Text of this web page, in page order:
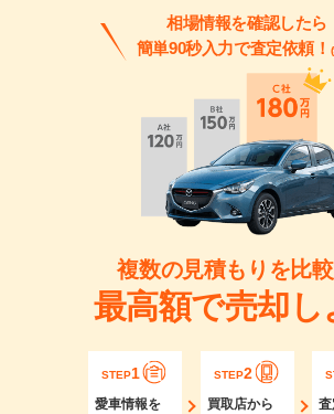
相場情報を確認したら
簡単90秒入力で査定依頼！
複数の見積もりを比
最高額で売却し
STEP1
愛車情報を
STEP2
買取店から